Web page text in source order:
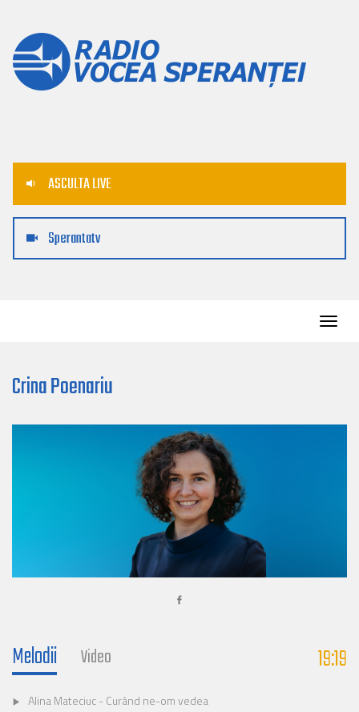
ASCULTA LIVE
Sperantatv
Crina Poenariu
Melodii Video 19:19
Alina Mateciuc - Curând ne-om vedea